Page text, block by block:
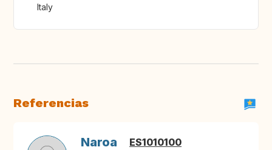
Italy
Referencias
Naroa ES1010100